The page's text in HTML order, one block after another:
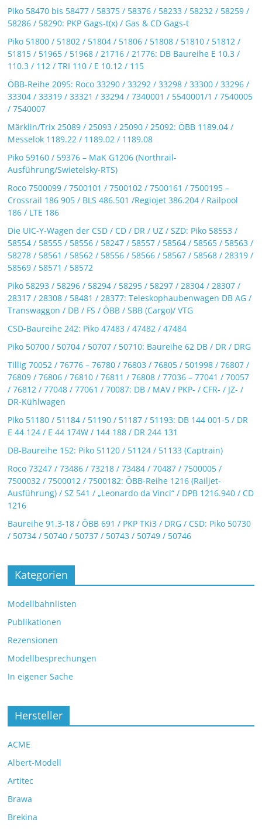
Piko 58470 bis 58477 / 58375 / 58376 / 58233 / 58232 / 58259 /
58286 / 58290: PKP Gags-t(x) / Gas & CD Gags-t
Piko 51800 / 51802 / 51804 / 51806 / 51808 / 51810 / 51812 /
51815 / 51965 / 51968 / 21716 / 21776: DB Baureihe E 10.3 /
110.3 / 112 / TRI 110 / E 10.12 / 115
ÖBB-Reihe 2095: Roco 33290 / 33292 / 33298 / 33300 / 33296 /
33304 / 33319 / 33321 / 33294 / 7340001 / 5540001/1 / 7540005
/ 7540007
Märklin/Trix 25089 / 25093 / 25090 / 25092: ÖBB 1189.04 /
Messelok 1189.22 / 1189.02 / 1189.08
Piko 59160 / 59376 – MaK G1206 (Northrail-
Ausführung/Swietelsky-RTS)
Roco 7500099 / 7500101 / 7500102 / 7500161 / 7500195 –
Crossrail 186 905 / BLS 486.501 /Regiojet 386.204 / Railpool
186 / LTE 186
Die UIC-Y-Wagen der CSD / CD / DR / UZ / SZD: Piko 58553 /
58554 / 58555 / 58556 / 58247 / 58557 / 58564 / 58565 / 58563 /
58278 / 58561 / 58562 / 58556 / 58566 / 58567 / 58568 / 28319 /
58569 / 58571 / 58572
Piko 58293 / 58296 / 58294 / 58295 / 58297 / 28304 / 28307 /
28317 / 28308 / 58481 / 28377: Teleskophaubenwagen DB AG /
Transwaggon / DB / FS / ÖBB / SBB (Cargo)/ VTG
CSD-Baureihe 242: Piko 47483 / 47482 / 47484
Piko 50700 / 50704 / 50707 / 50710: Baureihe 62 DB / DR / DRG
Tillig 70052 / 76776 – 76780 / 76803 / 76805 / 501998 / 76807 /
76809 / 76806 / 76810 / 76811 / 76808 / 77036 – 77041 / 70057
/ 76812 / 77048 / 77061 / 70087: DB / MAV / PKP- / CFR- / JZ- /
DR-Kühlwagen
Piko 51180 / 51184 / 51190 / 51187 / 51193: DB 144 001-5 / DR
E 44 124 / E 44 174W / 144 188 / DR 244 131
DB-Baureihe 152: Piko 51120 / 51124 / 51133 (Captrain)
Roco 73247 / 73486 / 73218 / 73484 / 70487 / 7500005 /
7500032 / 7500012 / 7500182: ÖBB-Reihe 1216 (Railjet-
Ausführung) / SZ 541 / „Leonardo da Vinci“ / DPB 1216.940 / CD
1216
Baureihe 91.3-18 / ÖBB 691 / PKP TKi3 / DRG / CSD: Piko 50730
/ 50734 / 50740 / 50737 / 50743 / 50749 / 50746
Kategorien
Modellbahnlisten
Publikationen
Rezensionen
Modellbesprechungen
In eigener Sache
Hersteller
ACME
Albert-Modell
Artitec
Brawa
Brekina